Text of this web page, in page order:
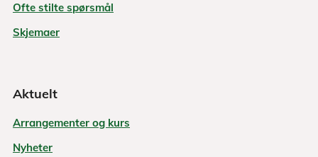
Ofte stilte spørsmål
Skjemaer
Aktuelt
Arrangementer og kurs
Nyheter